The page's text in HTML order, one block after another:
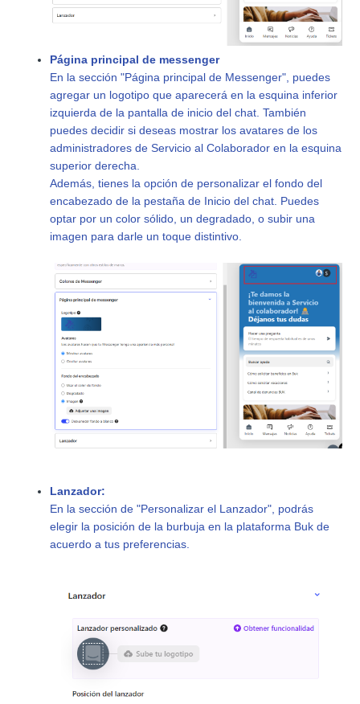
Página principal de messenger
En la sección "Página principal de Messenger", puedes
agregar un logotipo que aparecerá en la esquina inferior
izquierda de la pantalla de inicio del chat. También
puedes decidir si deseas mostrar los avatares de los
administradores de Servicio al Colaborador en la esquina
superior derecha.
Además, tienes la opción de personalizar el fondo del
encabezado de la pestaña de Inicio del chat. Puedes
optar por un color sólido, un degradado, o subir una
imagen para darle un toque distintivo.
Lanzador:
En la sección de "Personalizar el Lanzador", podrás
elegir la posición de la burbuja en la plataforma Buk de
acuerdo a tus preferencias.